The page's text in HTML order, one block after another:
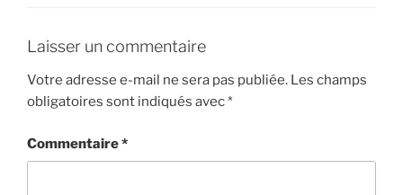
Laisser un commentaire
Votre adresse e-mail ne sera pas publiée. Les champs
obligatoires sont indiqués avec*
Commentaire*